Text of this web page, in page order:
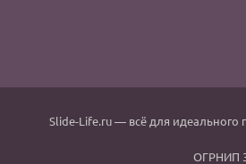
Slide-Life.ru— всё для идеального
ОГРНИП